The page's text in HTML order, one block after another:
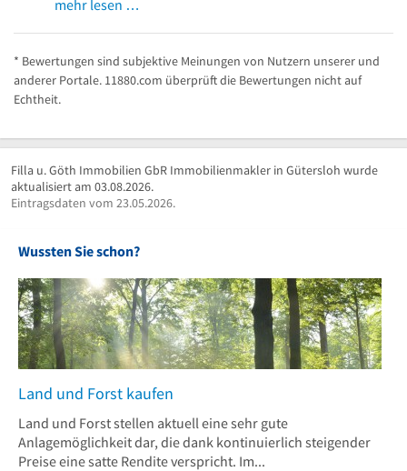
mehr lesen …
* Bewertungen sind subjektive Meinungen von Nutzern unserer und
anderer Portale. 11880.com überprüft die Bewertungen nicht auf
Echtheit.
Filla u. Göth Immobilien GbR Immobilienmakler in Gütersloh wurde
aktualisiert am 03.08.2026.
Eintragsdaten vom 23.05.2026.
Wussten Sie schon?
Land und Forst kaufen
Land und Forst stellen aktuell eine sehr gute
Anlagemöglichkeit dar, die dank kontinuierlich steigender
Preise eine satte Rendite verspricht. Im...